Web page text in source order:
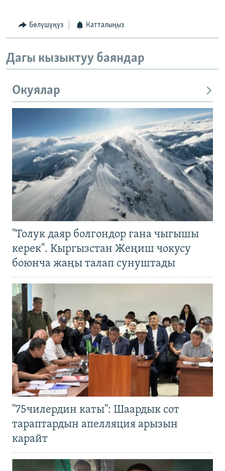
Бөлүшүңүз Катталыңыз
Дагы кызыктуу баяндар
Окуялар
"Толук даяр болгондор гана чыгышы
керек". Кыргызстан Жеңиш чокусу
боюнча жаңы талап сунуштады
"75чилердин каты": Шаардык сот
тараптардын апелляция арызын
карайт